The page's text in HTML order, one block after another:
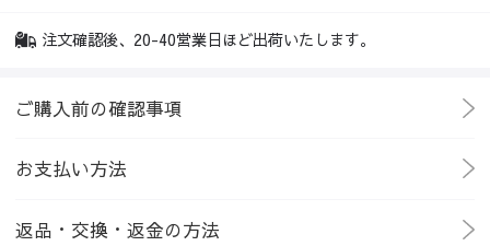
注文確認後、20-40営業日ほど出荷いたします。
ご購入前の確認事項
お支払い方法
返品・交換・返金の方法